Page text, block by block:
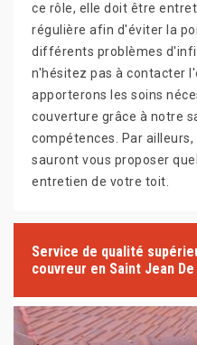
ce rôle, elle doit être
régulière afin d'éviter la
différents problèmes
n'hésitez pas à contacter
apporterons les soins
couverture grâce à notre
compétences. Par
sauront vous proposer
entretien de votre toit.
Service de qualité
couvreur en Saint Jean